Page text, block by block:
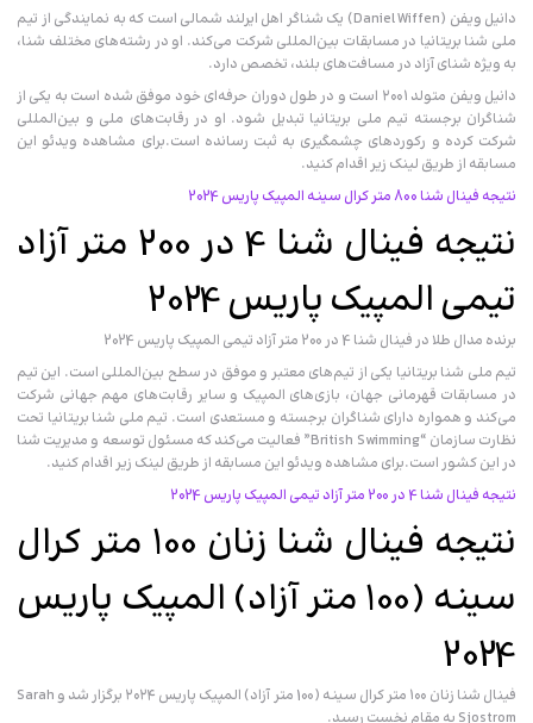
دانیل ویفن (Daniel Wiffen) یک شناگر اهل ایرلند شمالی است که به نمایندگی از تیم
ملی شنا بریتانیا در مسابقات بین‌المللی شرکت می‌کند. او در رشته‌های مختلف شنا،
به ویژه شنای آزاد در مسافت‌های بلند، تخصص دارد.
دانیل ویفن متولد ۲۰۰۱ است و در طول دوران حرفه‌ای خود موفق شده است به یکی از
شناگران برجسته تیم ملی بریتانیا تبدیل شود. او در رقابت‌های ملی و بین‌المللی
شرکت کرده و رکوردهای چشمگیری به ثبت رسانده است.برای مشاهده ویدئو این
مسابقه از طریق لینک زیر اقدام کنید.
نتیجه فینال شنا 800 متر کرال سینه المپیک پاریس 2024
نتیجه فینال شنا 4 در 200 متر آزاد
تیمی المپیک پاریس 2024
برنده مدال طلا در فینال شنا 4 در 200 متر آزاد تیمی المپیک پاریس 2024
تیم ملی شنا بریتانیا یکی از تیم‌های معتبر و موفق در سطح بین‌المللی است. این تیم
در مسابقات قهرمانی جهان، بازی‌های المپیک و سایر رقابت‌های مهم جهانی شرکت
می‌کند و همواره دارای شناگران برجسته و مستعدی است. تیم ملی شنا بریتانیا تحت
نظارت سازمان “British Swimming” فعالیت می‌کند که مسئول توسعه و مدیریت شنا
در این کشور است.برای مشاهده ویدئو این مسابقه از طریق لینک زیر اقدام کنید.
نتیجه فینال شنا 4 در 200 متر آزاد تیمی المپیک پاریس 2024
نتیجه فینال شنا زنان 100 متر کرال
سینه (100 متر آزاد) المپیک پاریس
2024
فینال شنا زنان ۱۰۰ متر کرال سینه (100 متر آزاد) المپیک پاریس ۲۰۲۴ برگزار شد و Sarah